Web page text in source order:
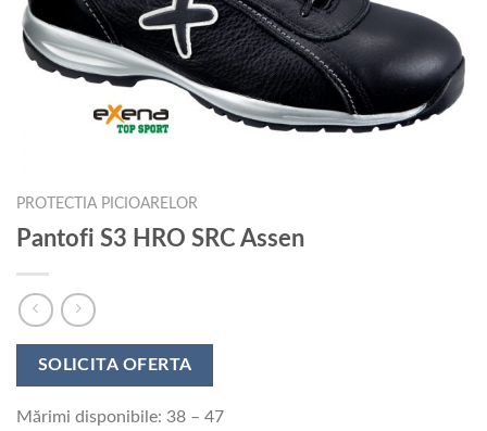
PROTECTIA PICIOARELOR
Pantofi S3 HRO SRC Assen
SOLICITA OFERTA
Mărimi disponibile: 38 – 47